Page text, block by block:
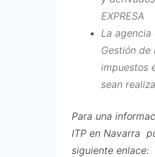
EXPRESA
La
Gestión
impuestos
sean
Para una
ITP en Navarra
siguiente enlace: